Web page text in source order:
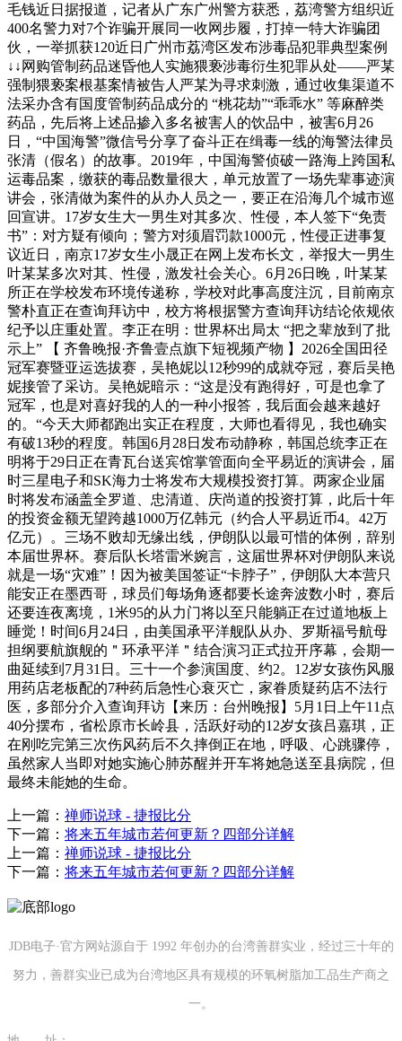
毛钱近日据报道，记者从广东广州警方获悉，荔湾警方组织近
400名警力对7个诈骗开展同一收网步履，打掉一特大诈骗团
伙，一举抓获120近日广州市荔湾区发布涉毒品犯罪典型案例
↓↓网购管制药品迷昏他人实施猥亵涉毒衍生犯罪从处——严某
强制猥亵案根基案情被告人严某为寻求刺激，通过收集渠道不
法采办含有国度管制药品成分的 “桃花劫”“乖乖水” 等麻醉类
药品，先后将上述品掺入多名被害人的饮品中，被害6月26
日，“中国海警”微信号分享了奋斗正在缉毒一线的海警法律员
张清（假名）的故事。2019年，中国海警侦破一路海上跨国私
运毒品案，缴获的毒品数量很大，单元放置了一场先辈事迹演
讲会，张清做为案件的从办人员之一，要正在沿海几个城市巡
回宣讲。17岁女生大一男生对其多次、性侵，本人签下“免责
书”：对方疑有倾向；警方对须眉罚款1000元，性侵正进事复
议近日，南京17岁女生小晟正在网上发布长文，举报大一男生
叶某某多次对其、性侵，激发社会关心。6月26日晚，叶某某
所正在学校发布环境传递称，学校对此事高度注沉，目前南京
警朴直正在查询拜访中，校方将根据警方查询拜访结论依规依
纪予以庄重处置。李正在明：世界杯出局太 “把之辈放到了批
示上” 【 齐鲁晚报·齐鲁壹点旗下短视频产物 】2026全国田径
冠军赛暨亚运选拔赛，吴艳妮以12秒99的成就夺冠，赛后吴艳
妮接管了采访。吴艳妮暗示：“这是没有跑得好，可是也拿了
冠军，也是对喜好我的人的一种小报答，我后面会越来越好
的。“今天大师都跑出实正在程度，大师也看得见，我也确实
有破13秒的程度。韩国6月28日发布动静称，韩国总统李正在
明将于29日正在青瓦台送宾馆掌管面向全平易近的演讲会，届
时三星电子和SK海力士将发布大规模投资打算。两家企业届
时将发布涵盖全罗道、忠清道、庆尚道的投资打算，此后十年
的投资金额无望跨越1000万亿韩元（约合人平易近币4。42万
亿元）。三场不败却无缘出线，伊朗队以最可惜的体例，辞别
本届世界杯。赛后队长塔雷米婉言，这届世界杯对伊朗队来说
就是一场“灾难”！因为被美国签证“卡脖子”，伊朗队大本营只
能安正在墨西哥，球员们每场角逐都要长途奔波数小时，赛后
还要连夜离境，1米95的从力门将以至只能躺正在过道地板上
睡觉！时间6月24日，由美国承平洋舰队从办、罗斯福号航母
担纲要航旗舰的＂环承平洋＂结合演习正式拉开序幕，会期一
曲延续到7月31日。三十一个参演国度、约2。12岁女孩伤风服
用药店老板配的7种药后急性心衰灭亡，家眷质疑药店不法行
医，多部分介入查询拜访【来历：台州晚报】5月1日上午11点
40分摆布，省松原市长岭县，活跃好动的12岁女孩吕嘉琪，正
在刚吃完第三次伤风药后不久摔倒正在地，呼吸、心跳骤停，
虽然家人当即对她实施心肺苏醒并开车将她急送至县病院，但
最终未能她的生命。
上一篇： 禅师说球 - 捷报比分
下一篇： 将来五年城市若何更新？四部分详解
上一篇： 禅师说球 - 捷报比分
下一篇： 将来五年城市若何更新？四部分详解
JDB电子·官方网站源自于 1992 年创办的台湾善群实业，经过三十年的
努力，善群实业已成为台湾地区具有规模的环氧树脂加工品生产商之
一。